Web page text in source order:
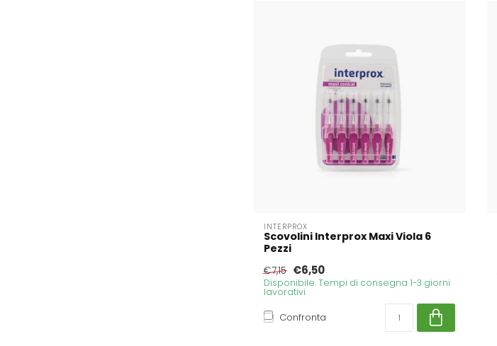
INTERPROX
Scovolini Interprox Maxi Viola 6
Pezzi
€7,15 €6,50
Disponibile. Tempi di consegna 1-3 giorni
lavorativi
Confronta